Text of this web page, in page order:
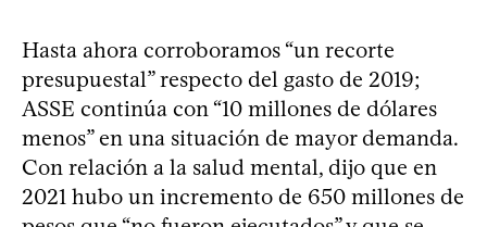
Hasta ahora corroboramos “un recorte
presupuestal” respecto del gasto de 2019;
ASSE continúa con “10 millones de dólares
menos” en una situación de mayor demanda.
Con relación a la salud mental, dijo que en
2021 hubo un incremento de 650 millones de